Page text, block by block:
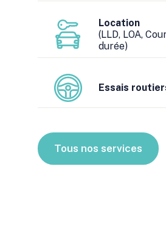
Location
(LLD, LOA,
durée)
Essais
Tous nos services